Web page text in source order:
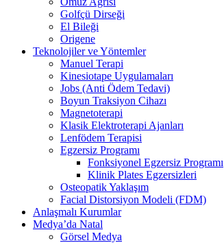
Golfçü Dirseği
El Bileği
Origene
Teknolojiler ve Yöntemler
Manuel Terapi
Kinesiotape Uygulamaları
Jobs (Anti Ödem Tedavi)
Boyun Traksiyon Cihazı
Magnetoterapi
Klasik Elektroterapi Ajanları
Lenfödem Terapisi
Egzersiz Programı
Fonksiyonel Egzersiz Programı
Klinik Plates Egzersizleri
Osteopatik Yaklaşım
Facial Distorsiyon Modeli (FDM)
Anlaşmalı Kurumlar
Medya’da Natal
Görsel Medya